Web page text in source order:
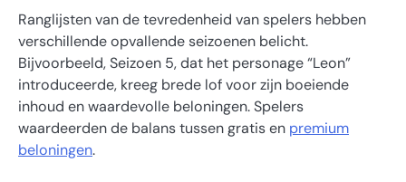
Ranglijsten van de tevredenheid van spelers hebben
verschillende opvallende seizoenen belicht.
Bijvoorbeeld, Seizoen 5, dat het personage “Leon”
introduceerde, kreeg brede lof voor zijn boeiende
inhoud en waardevolle beloningen. Spelers
waardeerden de balans tussen gratis en premium
beloningen.